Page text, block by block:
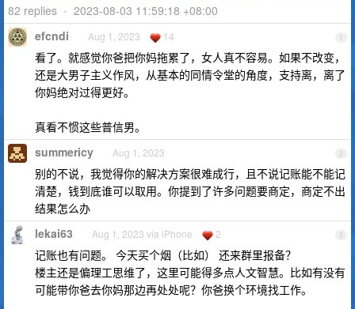
82 replies • 2023-08-03 11:59:18 +08:00
1
efcndi Aug 1, 2023 14
看了。就感觉你爸把你妈拖累了，女人真不容易。如果不改变，
还是大男子主义作风，从基本的同情令堂的角度，支持离，离了
你妈绝对过得更好。
真看不惯这些普信男。
2
summericy Aug 1, 2023
别的不说，我觉得你的解决方案很难成行，且不说记账能不能记
清楚，钱到底谁可以取用。你提到了许多问题要商定，商定不出
结果怎么办
3
lekai63 Aug 1, 2023 via iPhone 2
记账也有问题。 今天买个烟（比如） 还来群里报备？
楼主还是偏理工思维了，这里可能得多点人文智慧。比如有没有
可能带你爸去你妈那边再处处呢？你爸换个环境找工作。